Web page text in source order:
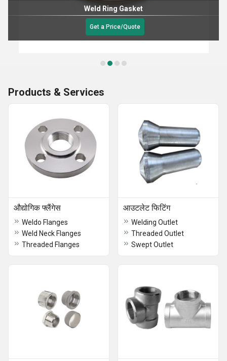
Weld Ring Gasket
Get a Price/Quote
Products & Services
औद्योगिक फ्लैंगेस
Weldo Flanges
Weld Neck Flanges
Threaded Flanges
आउटलेट फिटिंग
Welding Outlet
Threaded Outlet
Swept Outlet